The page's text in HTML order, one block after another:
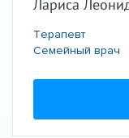
Лариса
Терапевт
Семейный врач